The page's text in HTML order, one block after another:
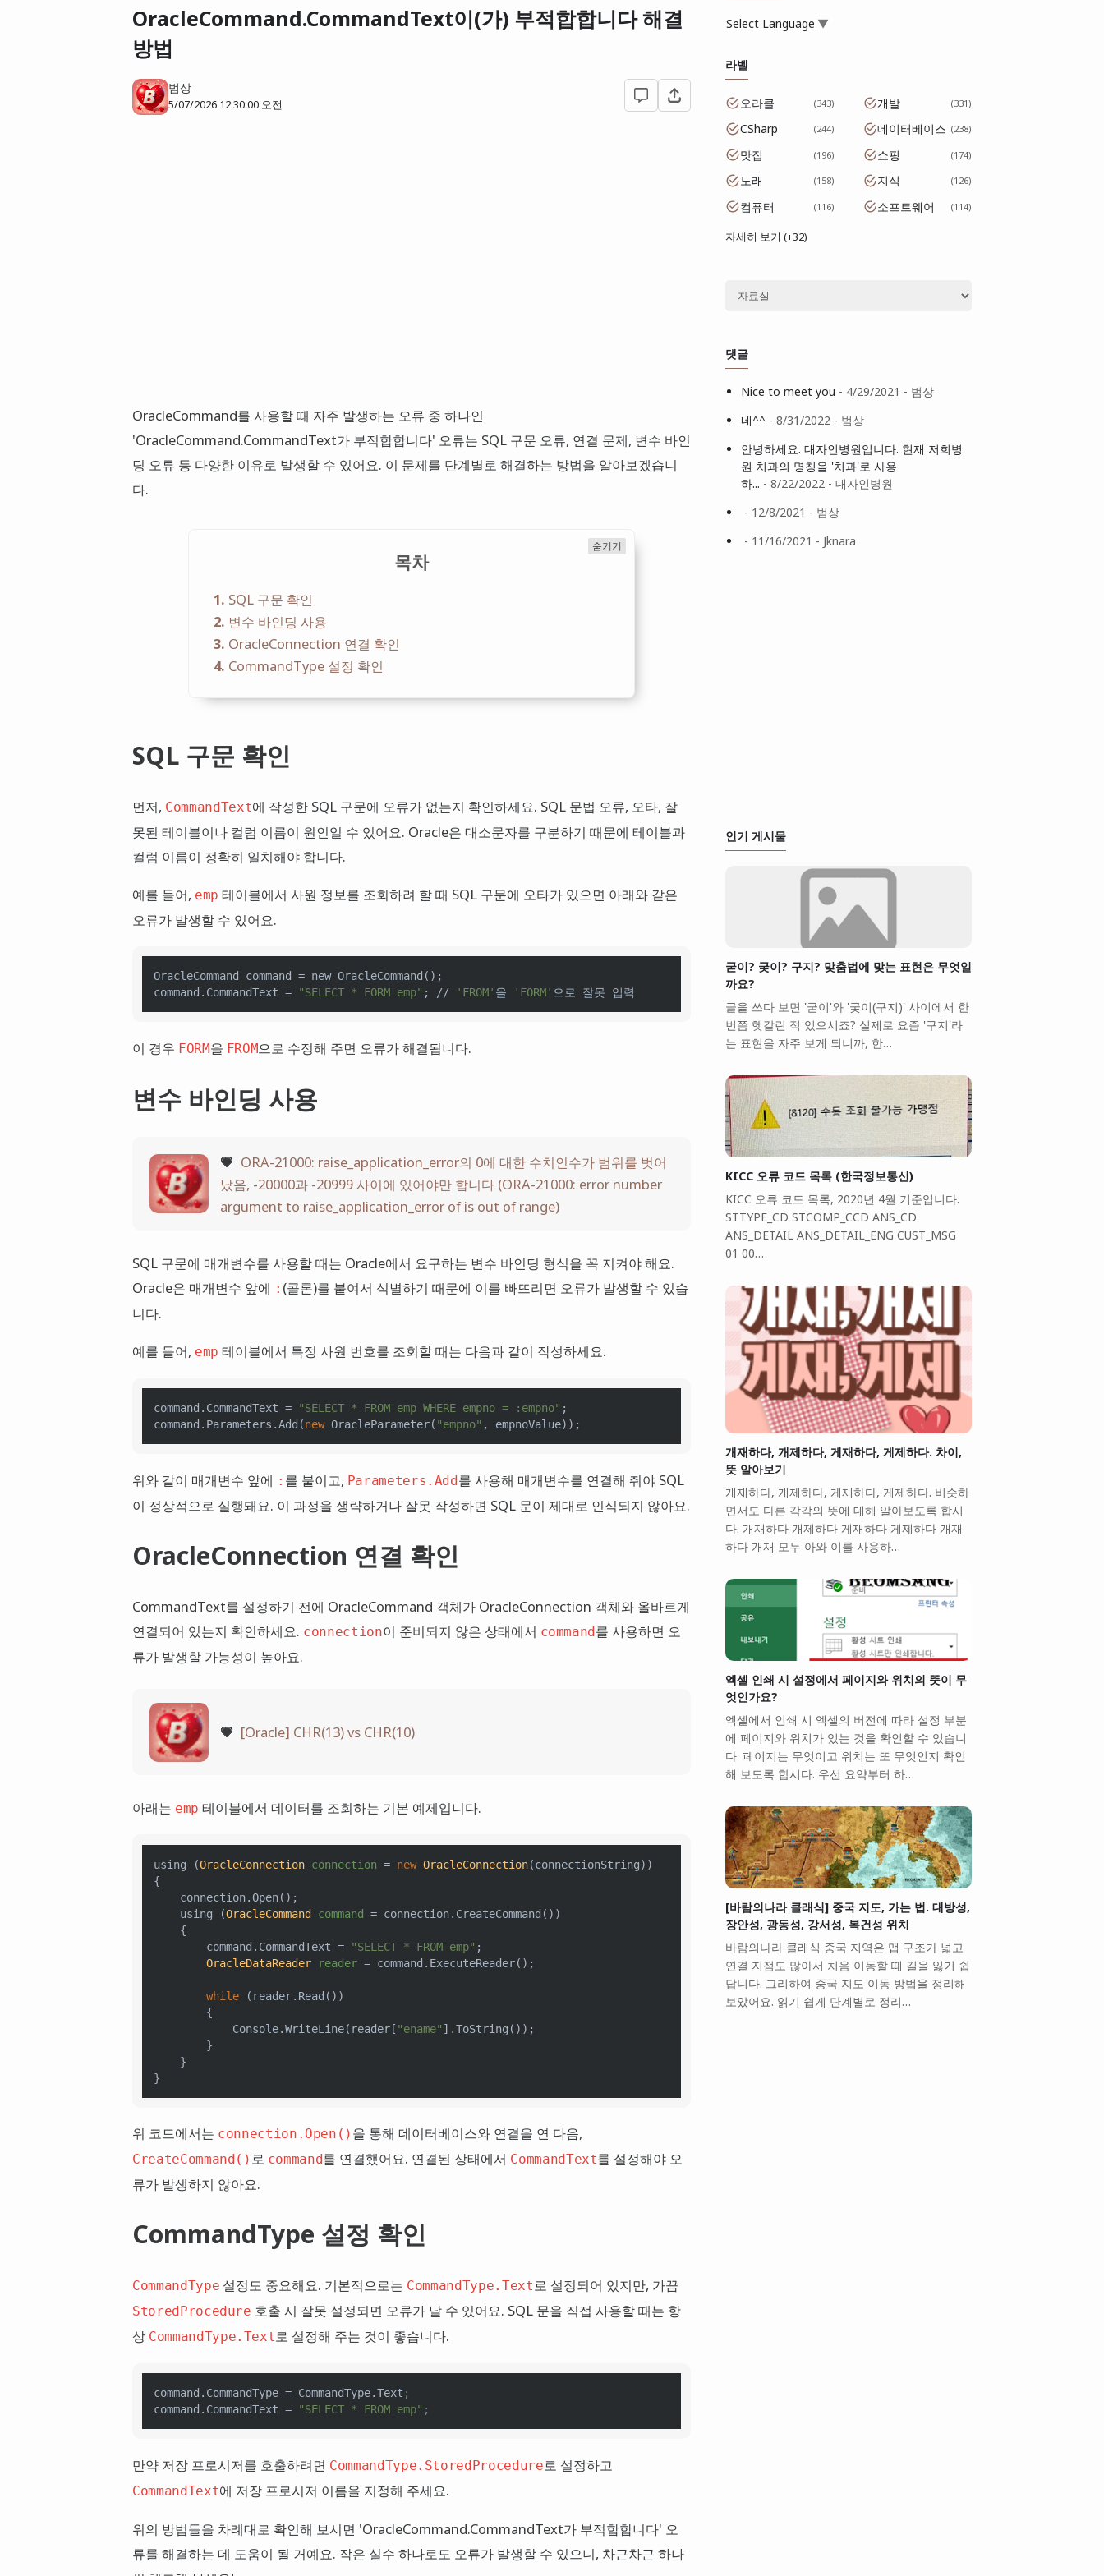
OracleCommand.CommandText이(가) 부적합합니다 해결
방법
범상
5/07/2026 12:30:00 오전
OracleCommand를 사용할 때 자주 발생하는 오류 중 하나인
'OracleCommand.CommandText가 부적합합니다' 오류는 SQL 구문 오류, 연결 문제, 변수 바인
딩 오류 등 다양한 이유로 발생할 수 있어요. 이 문제를 단계별로 해결하는 방법을 알아보겠습니
다.
목차
숨기기
1 SQL 구문 확인
2 변수 바인딩 사용
3 OracleConnection 연결 확인
4 CommandType 설정 확인
SQL 구문 확인
먼저, CommandText에 작성한 SQL 구문에 오류가 없는지 확인하세요. SQL 문법 오류, 오타, 잘
못된 테이블이나 컬럼 이름이 원인일 수 있어요. Oracle은 대소문자를 구분하기 때문에 테이블과
컬럼 이름이 정확히 일치해야 합니다.
예를 들어, emp 테이블에서 사원 정보를 조회하려 할 때 SQL 구문에 오타가 있으면 아래와 같은
오류가 발생할 수 있어요.
OracleCommand command
= new OracleCommand();
command.CommandText =
"SELECT * FORM emp" ; // 'FROM' 을 'FORM'
이 경우 FORM을 FROM으로 수정해 주면 오류가 해결됩니다.
변수 바인딩 사용
💗 ORA-21000: raise_application_error의 0에 대한 수치인수가 범위를 벗어
났음, -20000과 -20999 사이에 있어야만 합니다 (ORA-21000: error number
argument to raise_application_error of is out of range)
SQL 구문에 매개변수를 사용할 때는 Oracle에서 요구하는 변수 바인딩 형식을 꼭 지켜야 해요.
Oracle은 매개변수 앞에 : (콜론)를 붙여서 식별하기 때문에 이를 빠뜨리면 오류가 발생할 수 있습
니다.
예를 들어, emp 테이블에서 특정 사원 번호를 조회할 때는 다음과 같이 작성하세요.
command.CommandText = "SELECT * FROM emp WHERE empno = :empno" ;
command.Parameters.Add (new OracleParameter( "empno"
위와 같이 매개변수 앞에 : 를 붙이고, Parameters.Add를 사용해 매개변수를 연결해 줘야 SQL
이 정상적으로 실행돼요. 이 과정을 생략하거나 잘못 작성하면 SQL 문이 제대로 인식되지 않아요.
OracleConnection 연결 확인
CommandText를 설정하기 전에 OracleCommand 객체가 OracleConnection 객체와 올바르게
연결되어 있는지 확인하세요. connection이 준비되지 않은 상태에서 command를 사용하면 오
류가 발생할 가능성이 높아요.
💗 [Oracle] CHR(13) vs CHR(10)
아래는 emp 테이블에서 데이터를 조회하는 기본 예제입니다.
using (OracleConnection connection = new OracleConnection(connectionString))
{
    connection.Open();
    using (
OracleCommand command = connection.CreateCommand())
    {
        command.CommandText =
"SELECT * FROM emp" ;
OracleDataReader
reader = command.ExecuteReader();
while (reader.Read())
        {
            Console.WriteLine(reader[
"ename" ].ToString());
        }
    }
위 코드에서는 connection.Open() 을 통해 데이터베이스와 연결을 연 다음,
CreateCommand() 로 command를 연결했어요. 연결된 상태에서 CommandText를 설정해야 오
류가 발생하지 않아요.
CommandType 설정 확인
CommandType 설정도 중요해요. 기본적으로는 CommandType.Text로 설정되어 있지만, 가끔
StoredProcedure 호출 시 잘못 설정되면 오류가 날 수 있어요. SQL 문을 직접 사용할 때는 항
상 CommandType.Text로 설정해 주는 것이 좋습니다.
command.CommandType = CommandType.Text ;
command.CommandText = "SELECT * FROM emp" ;
만약 저장 프로시저를 호출하려면 CommandType.StoredProcedure로 설정하고
CommandText에 저장 프로시저 이름을 지정해 주세요.
위의 방법들을 차례대로 확인해 보시면 'OracleCommand.CommandText가 부적합합니다' 오
류를 해결하는 데 도움이 될 거예요. 작은 실수 하나로도 오류가 발생할 수 있으니, 차근차근 하나
Select Language ▼
라벨
오라클 343 개발 331
CSharp 244 데이터베이스 238
맛집 196 쇼핑 174
노래 158 지식 126
컴퓨터 116 소프트웨어 114
자세히 보기 (+32)
댓글
Nice to meet you - 4/29/2021 - 범상
네^^- 8/31/2022- 범상
안녕하세요. 대자인병원입니다. 현재 저희병
원 치과의 명칭을 '치과'로 사용
하... - 8/22/2022- 대자인병원
- 12/8/2021 - 범상
- 11/16/2021 - Jknara
인기 게시물
굳이? 궂이? 구지? 맞춤법에 맞는 표현은 무엇일
까요?
글을 쓰다 보면 '굳이'와 '궂이(구지)' 사이에서 한
번쯤 헷갈린 적 있으시죠? 실제로 요즘 '구지'라
는 표현을 자주 보게 되니까, 한…
KICC 오류 코드 목록 (한국정보통신)
KICC 오류 코드 목록, 2020년 4월 기준입니다.
STTYPE_CD STCOMP_CCD ANS_CD
ANS_DETAIL ANS_DETAIL_ENG CUST_MSG
01 00…
개재하다, 개제하다, 게재하다, 게제하다. 차이,
뜻 알아보기
개재하다, 개제하다, 게재하다, 게제하다. 비슷하
면서도 다른 각각의 뜻에 대해 알아보도록 합시
다. 개재하다 개제하다 게재하다 게제하다 개재
하다 개재 모두 아와 이를 사용하…
엑셀 인쇄 시 설정에서 페이지와 위치의 뜻이 무
엇인가요?
엑셀에서 인쇄 시 엑셀의 버전에 따라 설정 부분
에 페이지와 위치가 있는 것을 확인할 수 있습니
다. 페이지는 무엇이고 위치는 또 무엇인지 확인
해 보도록 합시다. 우선 요약부터 하…
[바람의나라 클래식] 중국 지도, 가는 법. 대방성,
장안성, 광동성, 강서성, 복건성 위치
바람의나라 클래식 중국 지역은 맵 구조가 넓고
연결 지점도 많아서 처음 이동할 때 길을 잃기 쉽
답니다. 그리하여 중국 지도 이동 방법을 정리해
보았어요. 읽기 쉽게 단계별로 정리…